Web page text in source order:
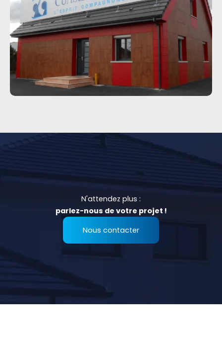
N'attendez plus :
parlez-nous de votre projet !
Nous contacter